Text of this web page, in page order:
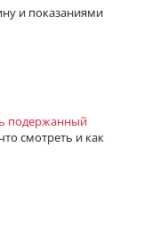
и показаниями
подержанный
смотреть и как